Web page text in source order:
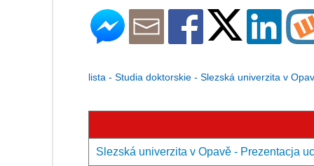
lista - Studia doktorskie - Slezská univerzita v
Slezská univerzita v Opavě - Prezentacja